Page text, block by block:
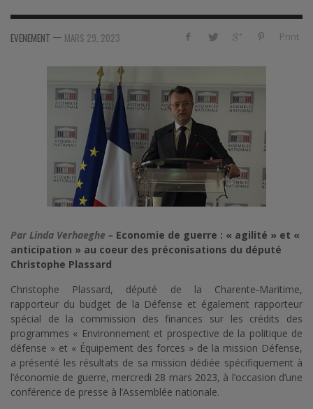
Print
EVENEMENT — MARS 29, 2023
Par Linda Verhaeghe – Economie de guerre : « agilité » et «
anticipation » au coeur des préconisations du député
Christophe Plassard
Christophe Plassard, député de la Charente-Maritime,
rapporteur du budget de la Défense et également rapporteur
spécial de la commission des finances sur les crédits des
programmes « Environnement et prospective de la politique de
défense » et « Équipement des forces » de la mission Défense,
a présenté les résultats de sa mission dédiée spécifiquement à
l’économie de guerre, mercredi 28 mars 2023, à l’occasion d’une
conférence de presse à l’Assemblée nationale.